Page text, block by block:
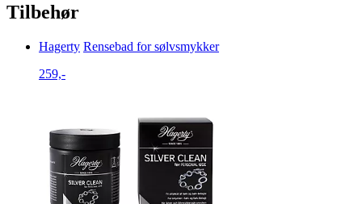
Tilbehør
Hagerty Rensebad for sølvsmykker
259,-